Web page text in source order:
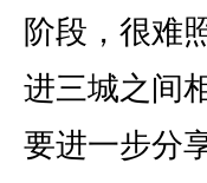
阶段，很难
进三城之间
要进一步分